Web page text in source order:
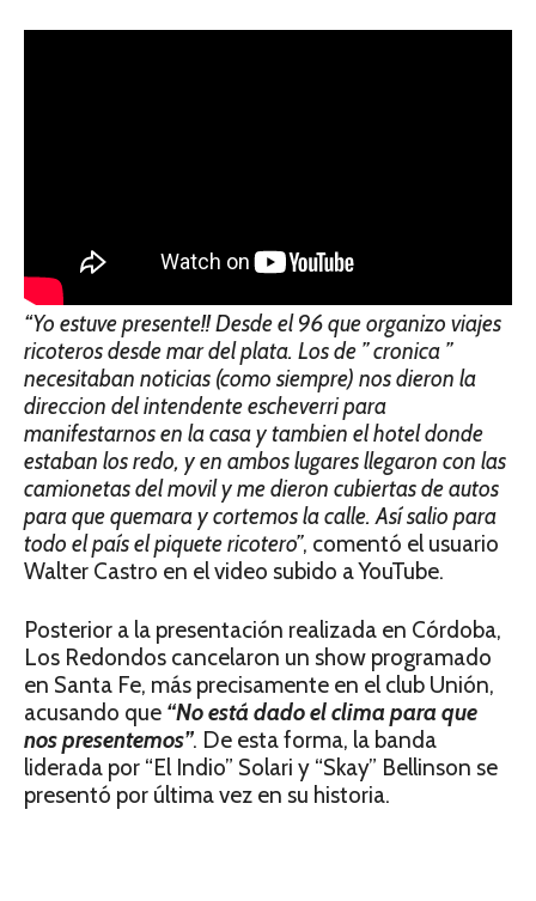
“Yo estuve presente!! Desde el 96 que organizo viajes
ricoteros desde mar del plata. Los de ” cronica ”
necesitaban noticias (como siempre) nos dieron la
direccion del intendente escheverri para
manifestarnos en la casa y tambien el hotel donde
estaban los redo, y en ambos lugares llegaron con las
camionetas del movil y me dieron cubiertas de autos
para que quemara y cortemos la calle. Así salio para
todo el país el piquete ricotero”, comentó el usuario
Walter Castro en el video subido a YouTube.
Posterior a la presentación realizada en Córdoba,
Los Redondos cancelaron un show programado
en Santa Fe, más precisamente en el club Unión,
acusando que “No está dado el clima para que
nos presentemos”. De esta forma, la banda
liderada por “El Indio” Solari y “Skay” Bellinson se
presentó por última vez en su historia.